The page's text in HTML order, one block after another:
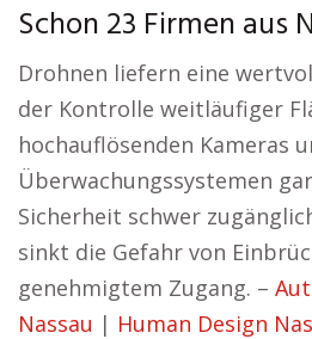
Schon 23 Firmen aus
Drohnen liefern eine
der Kontrolle weitläufiger
hochauflösenden Kameras
Überwachungssystemen
Sicherheit schwer
sinkt die Gefahr von
genehmigtem Zugang. –
Nassau | Human Design